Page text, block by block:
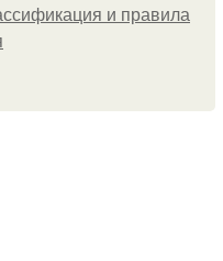
и правила